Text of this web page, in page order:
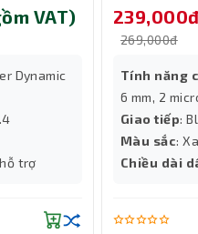
chuyên nghiệp.
VAT)
Dynamic
trợ
239,000đ
269,000đ
Tính năng
6 mm, 2
Giao tiếp:
Màu sắc:
Chiều dài